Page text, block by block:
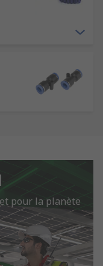
pour la planète